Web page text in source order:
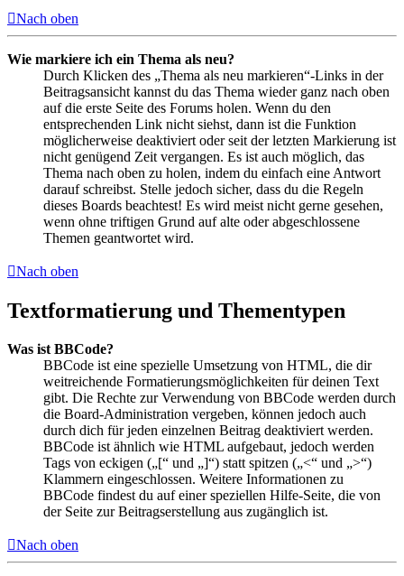
Nach oben
Wie markiere ich ein Thema als neu?
Durch Klicken des „Thema als neu markieren“-Links in der
Beitragsansicht kannst du das Thema wieder ganz nach oben
auf die erste Seite des Forums holen. Wenn du den
entsprechenden Link nicht siehst, dann ist die Funktion
möglicherweise deaktiviert oder seit der letzten Markierung ist
nicht genügend Zeit vergangen. Es ist auch möglich, das
Thema nach oben zu holen, indem du einfach eine Antwort
darauf schreibst. Stelle jedoch sicher, dass du die Regeln
dieses Boards beachtest! Es wird meist nicht gerne gesehen,
wenn ohne triftigen Grund auf alte oder abgeschlossene
Themen geantwortet wird.
Nach oben
Textformatierung und Thementypen
Was ist BBCode?
BBCode ist eine spezielle Umsetzung von HTML, die dir
weitreichende Formatierungsmöglichkeiten für deinen Text
gibt. Die Rechte zur Verwendung von BBCode werden durch
die Board-Administration vergeben, können jedoch auch
durch dich für jeden einzelnen Beitrag deaktiviert werden.
BBCode ist ähnlich wie HTML aufgebaut, jedoch werden
Tags von eckigen („[“ und „]“) statt spitzen („<“ und „>“)
Klammern eingeschlossen. Weitere Informationen zu
BBCode findest du auf einer speziellen Hilfe-Seite, die von
der Seite zur Beitragserstellung aus zugänglich ist.
Nach oben